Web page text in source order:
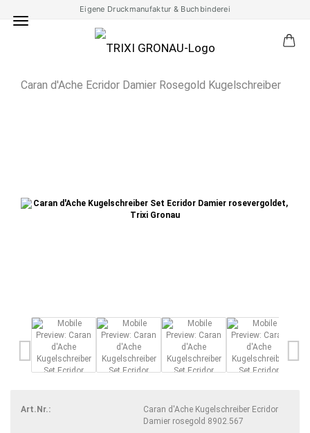
Eigene Druckmanufaktur & Buchbinderei
Caran d'Ache Ecridor Damier Rosegold Kugelschreiber
Art.Nr.:
Caran d'Ache Kugelschreiber Ecridor
Damier rosegold 8902.567